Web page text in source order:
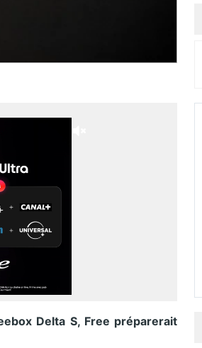
Delta S, Free préparerait